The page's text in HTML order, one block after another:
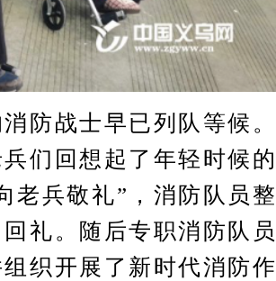
战士早已列队等候。
们回想起了年轻时候的
老兵敬礼”，消防队员整
礼。随后专职消防队员
织开展了新时代消防作